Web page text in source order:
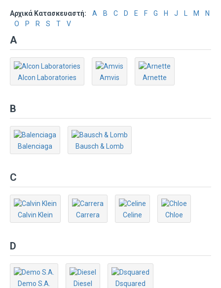
Αρχικά Κατασκευαστή: A B C D E F G H J M
N
O
P R S T V
A
Alcon Laboratories Amvis Arnette
B
Balenciaga Bausch & Lomb
C
Calvin Klein Carrera Celine Chloe
D
Demo S.A. Diesel Dsquared